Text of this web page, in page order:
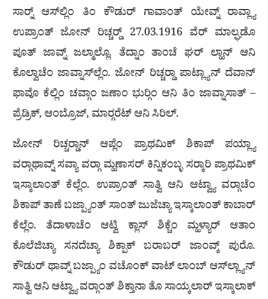
ಸಾರ‍್ನ್ ಆಸ್‌ಲ್ಲಿಂ ತಿಂ ಕೌಡುರ್ ಗಾವಾಂತ್ ಯೇವ್ನ್ ರಾವ್ಲ್ಯಾ
ಉಪ್ರಾಂತ್ ಜೋನ್ ರಿಚ್ಚರ‍್ಡ್ 27.03.1916 ವೆರ್ ಮಾಲ್ಘಡೊ
ಪೂತ್ ಜಾವ್ನ್ ಜಲ್ಮಾಲ್ಲೊ. ತೆದ್ನಾಂ ತಾಂಚೆ ಘರ್ ಲ್ಹಾನ್ ಆನಿ
ಕೊಲ್ವಾಚೆಂ ಜಾವ್ನಾಸ್‌ಲ್ಲೆಂ. ಜೋನ್ ರಿಚ್ಚರ‍್ಡಾ ಪಾಟ್ಲ್ಯಾನ್ ದೆವಾನ್
ಫಾವೊ ಕೆಲ್ಲಿಂ ಚವ್ಗಾಂ ಜಣಾಂ ಭುರ‍್ಗಿಂ ಆನಿ ತಿಂ ಜಾವ್ನಾಸಾತ್ –
ಪ್ರೆಡ್ರಿಕ್, ಆಂಬ್ರೊಜ್, ಮಾರ‍್ಗರೆಟ್ ಆನಿ ಸಿರಿಲ್.
ಜೋನ್ ರಿಚ್ಚರ‍್ಡಾನ್ ಆಪ್ಲೆಂ ಪ್ರಾಥಮಿಕ್ ಶಿಕಾಪ್ ಪಯ್ಲ್ಯಾ
ವರ‍್ಗಾಥಾವ್ನ್ ಸವ್ಯಾ ವರ‍್ಗಾ ಮ್ಹಣಾಸರ್ ಕಿನ್ನಿಕಂಬ್ಳ ಸರ‍್ಕಾರಿ ಪ್ರಾಥಮಿಕ್
ಇಸ್ಕಾಲಾಂತ್ ಕೆಲ್ಲೆಂ. ಉಪ್ರಾಂತ್ ಸಾತ್ವಿ ಆನಿ ಆಟ್ವ್ಯಾ ವರ‍್ಗಾಚೆಂ
ಶಿಕಾಪ್ ತಾಣೆ ಬಜ್ಪ್ಯಾಂತ್ ಸಾಂತ್ ಜುಜೆಚ್ಯಾ ಇಸ್ಕಾಲಾಂತ್ ಕಾಬಾರ್
ಕೆಲ್ಲೆಂ. ತೆದಾಳಾಚೆಂ ಆಟ್ವಿ ಕ್ಲಾಸ್ ಶಿಕ್ಚೆಂ ಮ್ಹಳ್ಯಾರ್ ಆತಾಂ
ಕೊಲೆಜಿಚ್ಯಾ ಸನದೆಚ್ಯಾ ಶಿಕ್ಪಾಕ್ ಬರಾಬರ್ ಜಾಂವ್ಕ್ ಪುರೊ.
ಕೌಡುರ್ ಥಾವ್ನ್ ಬಜ್ಪ್ಯಾಂ ವಚೊಂಕ್ ವಾಟ್ ಲಾಂಬ್ ಆಸ್‌ಲ್ಲ್ಯಾನ್
ಸಾತ್ವಿ ಆನಿ ಆಟ್ವ್ಯಾ ವರ‍್ಗಾಂತ್ ಶಿಕ್ತಾನಾ ತೊ ಸಾಯ್ಕಲಾರ್ ಇಸ್ಕಾಲಾಕ್